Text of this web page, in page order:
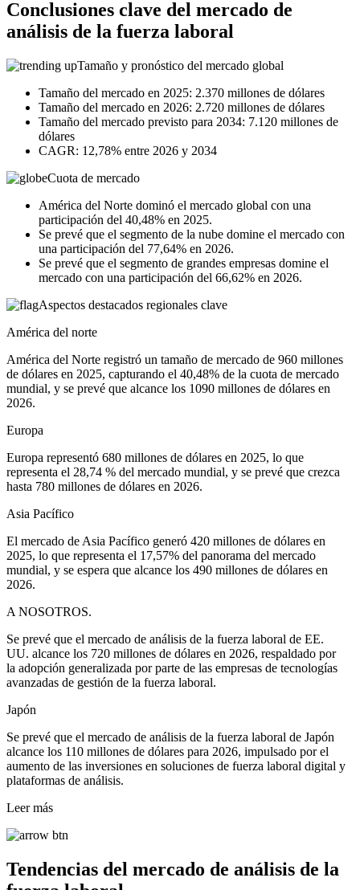
Conclusiones clave del mercado de
análisis de la fuerza laboral
Tamaño y pronóstico del mercado global
Tamaño del mercado en 2025: 2.370 millones de dólares
Tamaño del mercado en 2026: 2.720 millones de dólares
Tamaño del mercado previsto para 2034: 7.120 millones de
dólares
CAGR: 12,78% entre 2026 y 2034
Cuota de mercado
América del Norte dominó el mercado global con una
participación del 40,48% en 2025.
Se prevé que el segmento de la nube domine el mercado con
una participación del 77,64% en 2026.
Se prevé que el segmento de grandes empresas domine el
mercado con una participación del 66,62% en 2026.
Aspectos destacados regionales clave
América del norte
América del Norte registró un tamaño de mercado de 960 millones
de dólares en 2025, capturando el 40,48% de la cuota de mercado
mundial, y se prevé que alcance los 1090 millones de dólares en
2026.
Europa
Europa representó 680 millones de dólares en 2025, lo que
representa el 28,74 % del mercado mundial, y se prevé que crezca
hasta 780 millones de dólares en 2026.
Asia Pacífico
El mercado de Asia Pacífico generó 420 millones de dólares en
2025, lo que representa el 17,57% del panorama del mercado
mundial, y se espera que alcance los 490 millones de dólares en
2026.
A NOSOTROS.
Se prevé que el mercado de análisis de la fuerza laboral de EE.
UU. alcance los 720 millones de dólares en 2026, respaldado por
la adopción generalizada por parte de las empresas de tecnologías
avanzadas de gestión de la fuerza laboral.
Japón
Se prevé que el mercado de análisis de la fuerza laboral de Japón
alcance los 110 millones de dólares para 2026, impulsado por el
aumento de las inversiones en soluciones de fuerza laboral digital y
plataformas de análisis.
Leer más
Tendencias del mercado de análisis de la